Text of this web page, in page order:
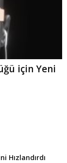
için Yeni
Hızlandırdı